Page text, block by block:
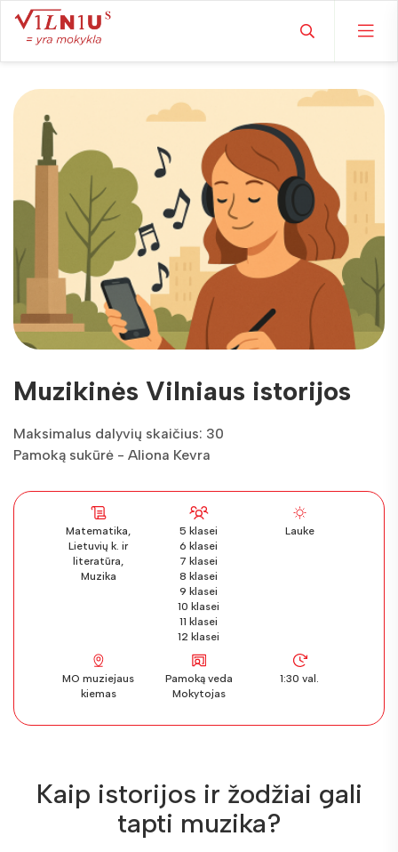
Muzikinės Vilniaus istorijos
Maksimalus dalyvių skaičius: 30
Pamoką sukūrė - Aliona Kevra
Matematika,
Lietuvių k. ir
literatūra,
Muzika
5 klasei
6 klasei
7 klasei
8 klasei
9 klasei
10 klasei
11 klasei
12 klasei
Lauke
MO muziejaus
kiemas
Pamoką veda
Mokytojas
1:30 val.
Kaip istorijos ir žodžiai gali
tapti muzika?